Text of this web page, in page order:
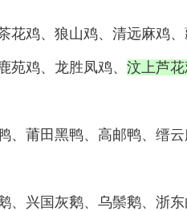
鸡、狼山鸡、清远麻鸡、
鸡、龙胜凤鸡、 汶上芦
莆田黑鸭、高邮鸭、缙云
兴国灰鹅、乌鬃鹅、浙东